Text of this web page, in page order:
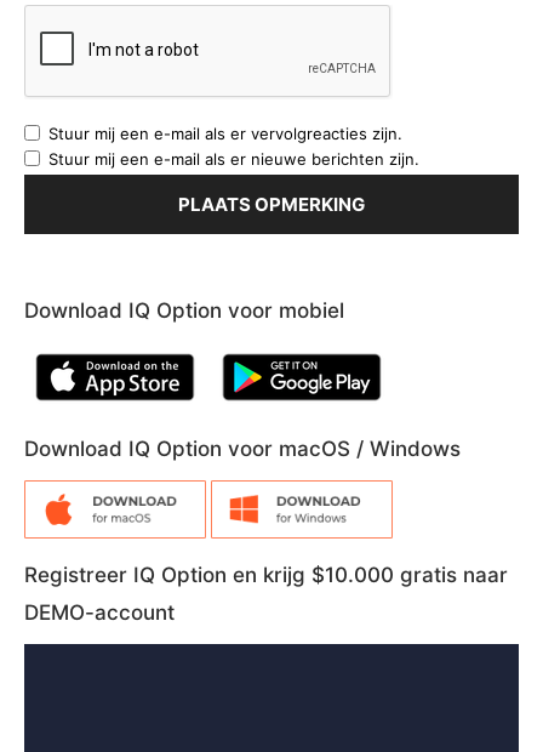
Stuur mij een e-mail als er vervolgreacties zijn.
Stuur mij een e-mail als er nieuwe berichten zijn.
Download IQ Option voor mobiel
Download IQ Option voor macOS / Windows
Registreer IQ Option en krijg $10.000 gratis naar
DEMO-account